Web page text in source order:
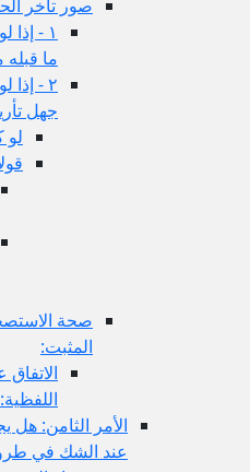
صور تأخر
١ -
ما
٢ -
جهل
لو
صحة
المثبت:
اللفظية:
الأمر الثامن:
عند الشك في